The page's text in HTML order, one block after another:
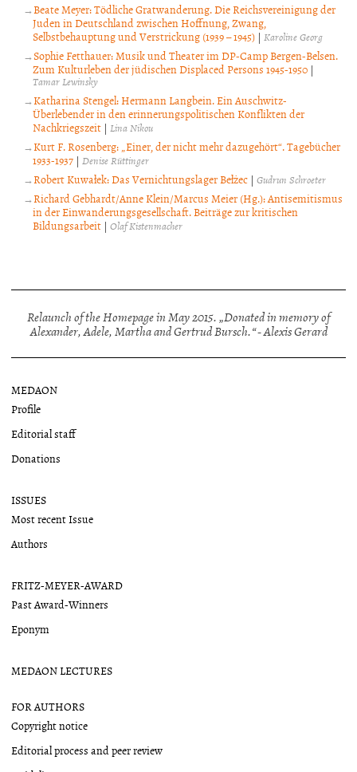
Beate Meyer: Tödliche Gratwanderung. Die Reichsvereinigung der
Juden in Deutschland zwischen Hoffnung, Zwang,
Selbstbehauptung und Verstrickung (1939 – 1945) | Karoline Georg
Sophie Fetthauer: Musik und Theater im DP-Camp Bergen-Belsen.
Zum Kulturleben der jüdischen Displaced Persons 1945-1950 |
Tamar Lewinsky
Katharina Stengel: Hermann Langbein. Ein Auschwitz-
Überlebender in den erinnerungspolitischen Konflikten der
Nachkriegszeit | Lina Nikou
Kurt F. Rosenberg: „Einer, der nicht mehr dazugehört“. Tagebücher
1933-1937 | Denise Rüttinger
Robert Kuwałek: Das Vernichtungslager Bełżec |Gudrun Schroeter
Richard Gebhardt/Anne Klein/Marcus Meier (Hg.): Antisemitismus
in der Einwanderungsgesellschaft. Beiträge zur kritischen
Bildungsarbeit | Olaf Kistenmacher
Relaunch of the Homepage in May 2015. „Donated in memory of
Alexander, Adele, Martha and Gertrud Bursch.“ - Alexis Gerard
MEDAON
Profile
Editorial staff
Donations
ISSUES
Most recent Issue
Authors
FRITZ-MEYER-AWARD
Past Award-Winners
Eponym
MEDAON LECTURES
FOR AUTHORS
Copyright notice
Editorial process and peer review